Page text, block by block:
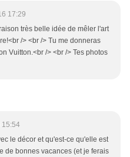
17:29
très belle idée de mêler l'art
/> <br /> Tu me donneras
Vuitton.<br /> <br /> Tes photos
15:54
le décor et qu'est-ce qu'elle est
de bonnes vacances (et je ferais